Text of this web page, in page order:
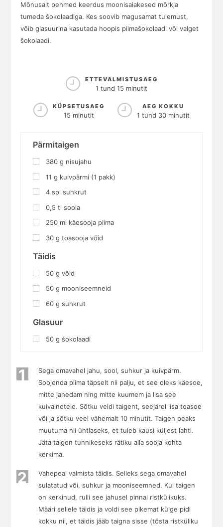
Mõnusalt pehmed keerdus moonisaiakesed mõrkja
tumeda šokolaadiga. Kes soovib magusamat tulemust,
võib glasuurina kasutada hoopis piimašokolaadi või valget
šokolaadi.
ETTEVALMISTUSAEG
1 tund 15 minutit
KÜPSETUSAEG
15 minutit
AEG KOKKU
1 tund 30 minutit
Pärmitaigen
380 g nisujahu
11 g kuivpärmi (1 pakk)
4 spl suhkrut
0,5 tl soola
250 ml käesooja piima
30 g toasooja võid
Täidis
50 g võid
50 g mooniseemneid
60 g suhkrut
Glasuur
50 g šokolaadi
1
Sega omavahel jahu, sool, suhkur ja kuivpärm.
Soojenda piima täpselt nii palju, et see oleks käesoe,
mitte jahedam ning mitte kuumem ja lisa see
kuivainetele. Sõtku veidi taigent, seejärel lisa toasoe
või ja sõtku veel vähemalt 10 minutit. Taigen peaks
muutuma nii ühtlaseks, et tuleb kausi küljest lahti.
Jäta taigen tunnikeseks rätiku alla sooja kohta
kerkima.
2
Vahepeal valmista täidis. Selleks sega omavahel
sulatatud või, suhkur ja mooniseemned. Kui taigen
on kerkinud, rulli see jahusel pinnal ristkülikuks.
Määri sellele täidis ja voldi see pikemat külge pidi
kokku nii, et täidis jääb taigna sisse (tõsta ristküliku